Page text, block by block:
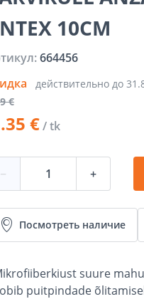
10CM
664456
действительно до
€
.35 €/ tk
− +
Посмотреть наличие
suure
puitpindade